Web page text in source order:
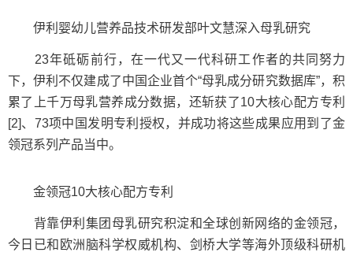
伊利婴幼儿营养品技术研发部叶文慧深入母乳研究
23年砥砺前行，在一代又一代科研工作者的共同努力
下，伊利不仅建成了中国企业首个“母乳成分研究数据库”，积
累了上千万母乳营养成分数据，还斩获了10大核心配方专利
[2]、73项中国发明专利授权，并成功将这些成果应用到了金
领冠系列产品当中。
金领冠10大核心配方专利
背靠伊利集团母乳研究积淀和全球创新网络的金领冠，
今日已和欧洲脑科学权威机构、剑桥大学等海外顶级科研机